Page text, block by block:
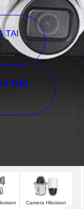
TẠI
THỦ
Camera Hikvision